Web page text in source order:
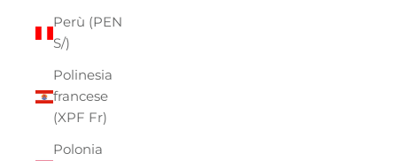
Perù (PEN
S/)
Polinesia
francese
(XPF Fr)
Polonia